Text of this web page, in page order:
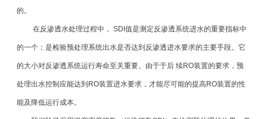
的。
在反渗透水处理过程中， SDI值是测定反渗透系统进水的重要指标中
的一个；是检验预处理系统出水是否达到反渗透进水要求的主要手段。它
的大小对反渗透系统运行寿命至关重要。由于于后 续RO装置的要求，预
处理出水控制应能达到RO装置进水要求，才能尽可能的提高RO装置的性
能及降低运行成本。